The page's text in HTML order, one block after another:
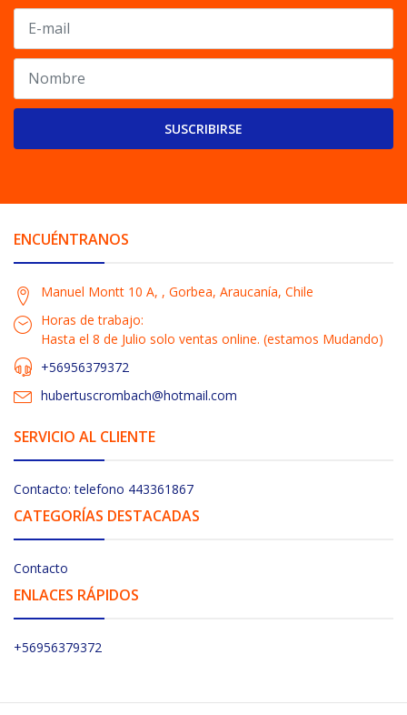
SUSCRIBIRSE
ENCUÉNTRANOS
Manuel Montt 10 A, , Gorbea, Araucanía, Chile
Horas de trabajo:
Hasta el 8 de Julio solo ventas online. (estamos Mudando)
+56956379372
hubertuscrombach@hotmail.com
SERVICIO AL CLIENTE
Contacto: telefono 443361867
CATEGORÍAS DESTACADAS
Contacto
ENLACES RÁPIDOS
+56956379372